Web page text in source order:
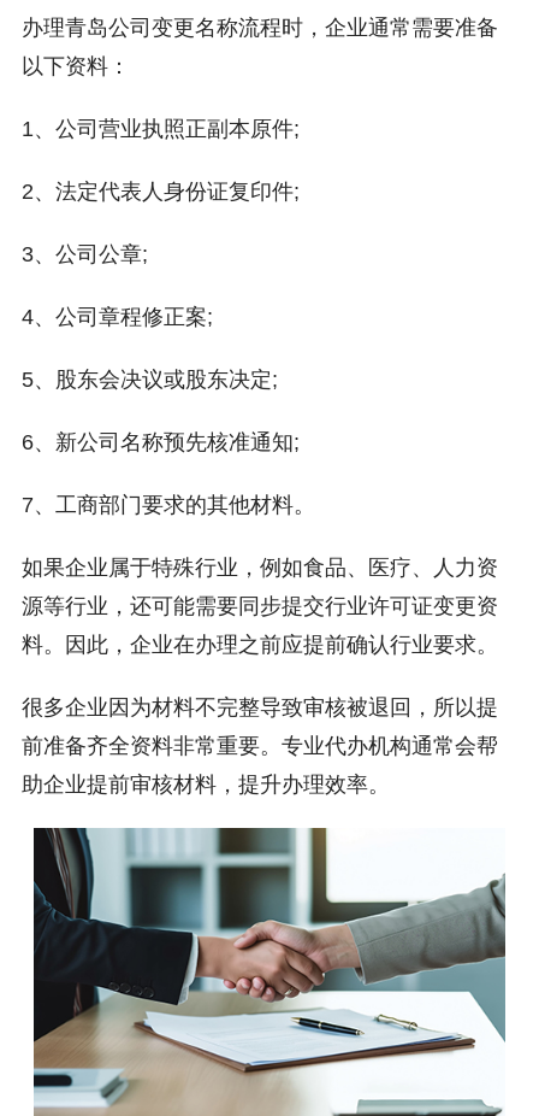
办理青岛公司变更名称流程时，企业通常需要准备
以下资料：
1、公司营业执照正副本原件;
2、法定代表人身份证复印件;
3、公司公章;
4、公司章程修正案;
5、股东会决议或股东决定;
6、新公司名称预先核准通知;
7、工商部门要求的其他材料。
如果企业属于特殊行业，例如食品、医疗、人力资
源等行业，还可能需要同步提交行业许可证变更资
料。因此，企业在办理之前应提前确认行业要求。
很多企业因为材料不完整导致审核被退回，所以提
前准备齐全资料非常重要。专业代办机构通常会帮
助企业提前审核材料，提升办理效率。